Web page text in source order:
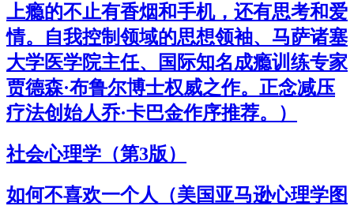
上瘾的不止有香烟和手机，还有思考和爱
情。自我控制领域的思想领袖、马萨诸塞
大学医学院主任、国际知名成瘾训练专家
贾德森·布鲁尔博士权威之作。正念减压
疗法创始人乔·卡巴金作序推荐。）
社会心理学（第3版）
如何不喜欢一个人（美国亚马逊心理学图